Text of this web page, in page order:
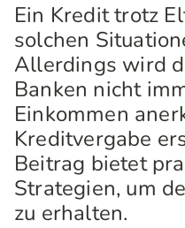
Ein Kredit trotz
solchen
Allerdings wird
Banken nicht
Einkommen
Kreditvergabe
Beitrag bietet
Strategien, um
zu erhalten.